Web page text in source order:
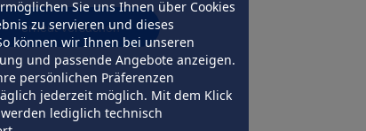
Sie uns Ihnen über Cookies
zu servieren und dieses
können wir Ihnen bei unseren
und passende Angebote anzeigen.
persönlichen Präferenzen
jederzeit möglich. Mit dem Klick
lediglich technisch
erneut versuchen